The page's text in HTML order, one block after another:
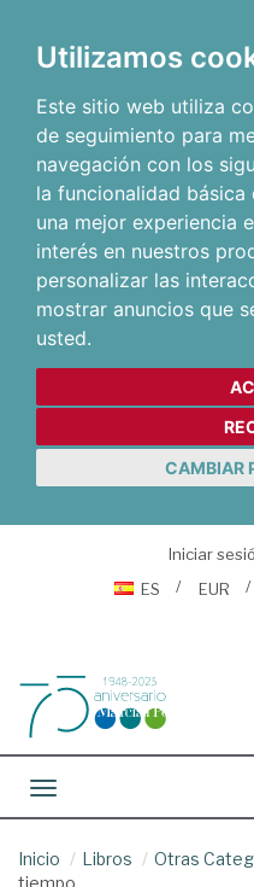
Utilizamos
Este sitio web utiliza
de seguimiento para
navegación con los
la funcionalidad básica
una mejor experiencia
interés en nuestros
personalizar las
mostrar anuncios que
usted.
CAMBIAR
Iniciar
ES
EUR
Toggle navigation
Inicio Libros Otras
tiempo